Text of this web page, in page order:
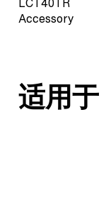
Accessory
适用于